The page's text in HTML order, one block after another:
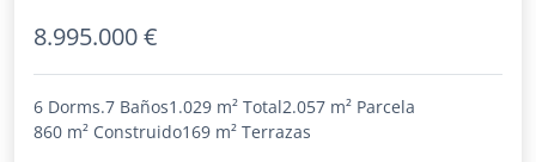
8.995.000 €
6 Dorms.7 Baños1.029 m² Total2.057 m² Parcela
860 m² Construido169 m² Terrazas